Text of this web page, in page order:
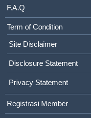
F.A.Q
Term of Condition
Site Disclaimer
Disclosure Statement
Privacy Statement
Registrasi Member